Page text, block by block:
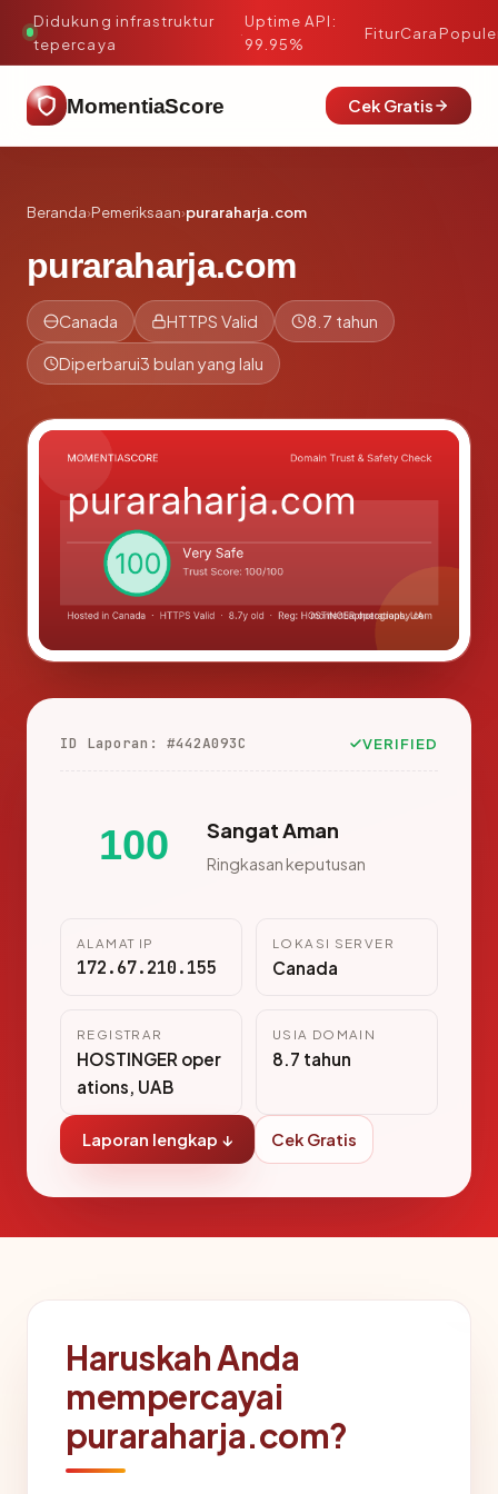
Didukung infrastruktur
tepercaya
·
Uptime API:
99.95%
FiturCara
MomentiaScore Cek Gratis
Beranda›Pemeriksaan›puraraharja.com
puraraharja.com
Canada HTTPS Valid 8.7 tahun
Diperbarui3 bulan yang lalu
ID Laporan: #442A093C VERIFIED
100 Sangat Aman
Ringkasan keputusan
ALAMAT IP
172.67.210.155
LOKASI SERVER
Canada
REGISTRAR
HOSTINGER oper
ations, UAB
USIA DOMAIN
8.7 tahun
Laporan lengkap ↓ Cek Gratis
Haruskah Anda
mempercayai
puraraharja.com?